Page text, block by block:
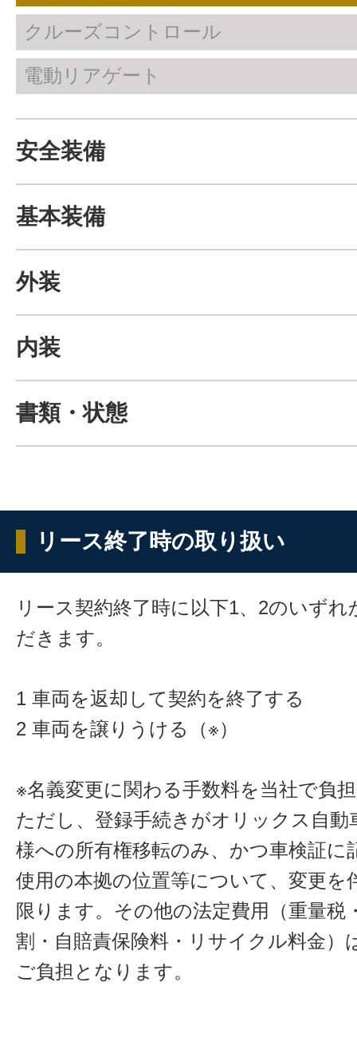
クルーズコントロール
電動リアゲート
安全装備
基本装備
外装
内装
書類・状態
リース終了時の取り扱い
リース契約終了時に以下1、2のいず
だきます。
1 車両を返却して契約を終了する
2 車両を譲りうける（※）
※名義変更に関わる手数料を当社で負
ただし、登録手続きがオリックス自動
様への所有権移転のみ、かつ車検証に
使用の本拠の位置等について、変更を
限ります。その他の法定費用（重量税
割・自賠責保険料・リサイクル料金）
ご負担となります。